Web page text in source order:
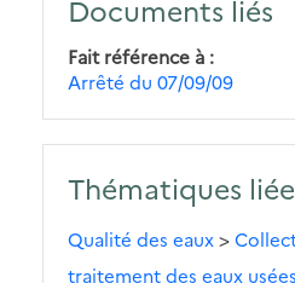
Documents liés
Fait référence à
Arrêté du 07/09/09
Thématiques
Qualité des eaux>
traitement des eaux usées